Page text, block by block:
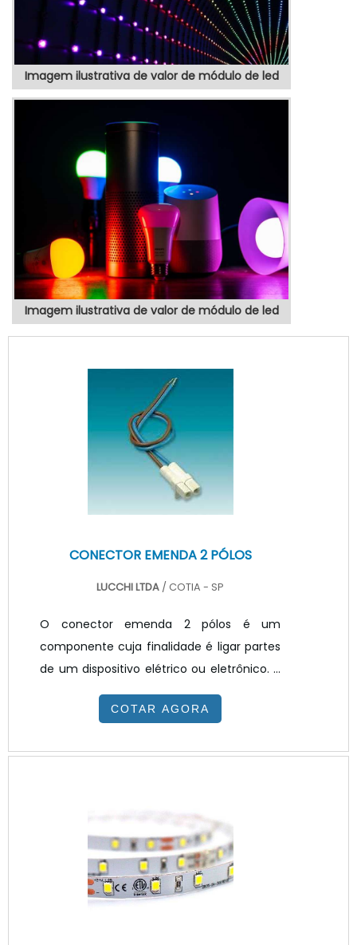
Imagem ilustrativa de valor de módulo de led
Imagem ilustrativa de valor de módulo de led
CONECTOR EMENDA 2 PÓLOS
LUCCHI LTDA / COTIA - SP
O conector emenda 2 pólos é um
componente cuja finalidade é ligar partes
de um dispositivo elétrico ou eletrônico. A
qualidade e o desempenho desse produto
estão diretamente relacionados aos
sua fabricação e aos processos
SOBRE O PRODUTOUma excelente maneira
de avaliar a qualidade do conector 2 polos
é averiguar se o produto conta com
certificado de conformidade oferecido
COTAR AGORA